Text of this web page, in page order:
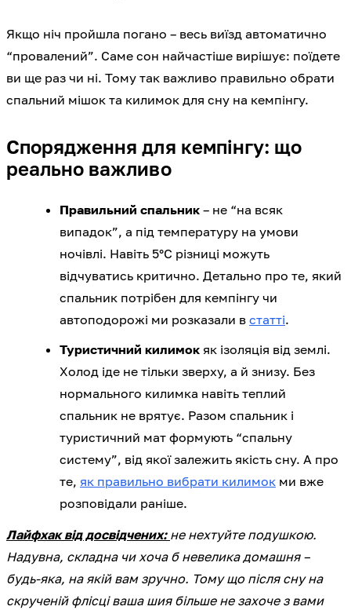
Якщо ніч пройшла погано – весь виїзд автоматично
“провалений”. Саме сон найчастіше вирішує: поїдете
ви ще раз чи ні. Тому так важливо правильно обрати
спальний мішок та килимок для сну на кемпінгу.
Спорядження для кемпінгу: що
реально важливо
Правильний спальник – не “на всяк
випадок”, а під температуру на умови
ночівлі. Навіть 5°C різниці можуть
відчуватись критично. Детально про те, який
спальник потрібен для кемпінгу чи
автоподорожі ми розказали в статті.
Туристичний килимок як ізоляція від землі.
Холод іде не тільки зверху, а й знизу. Без
нормального килимка навіть теплий
спальник не врятує. Разом спальник і
туристичний мат формують “спальну
систему”, від якої залежить якість сну. А про
те, як правильно вибрати килимок ми вже
розповідали раніше.
Лайфхак від досвідчених: не нехтуйте подушкою.
Надувна, складна чи хоча б невелика домашня –
будь-яка, на якій вам зручно. Тому що після сну на
скрученій флісці ваша шия більше не захоче з вами